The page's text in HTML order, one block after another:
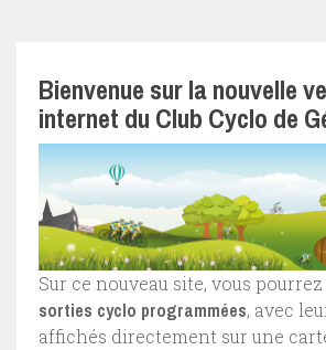
Bienvenue sur la nouvelle
internet du Club Cyclo de
Sur ce nouveau site, vous
sorties cyclo programmées, avec
affichés directement sur une